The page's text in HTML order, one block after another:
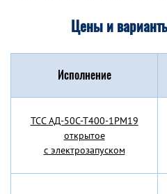
Цены и
Исполнение
TCC АД-50С-Т400-1РМ19
открытое
с электрозапуском